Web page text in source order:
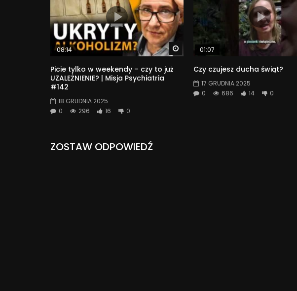
Watch Later
08:14
Picie tylko w weekendy – czy to już
UZALEŻNIENIE? | Misja Psychiatria
#142
18 GRUDNIA 2025
0
296 16 0
01:07
Czy czujesz ducha świąt?
17 GRUDNIA 2025
0
686 14 0
ZOSTAW ODPOWIEDŹ